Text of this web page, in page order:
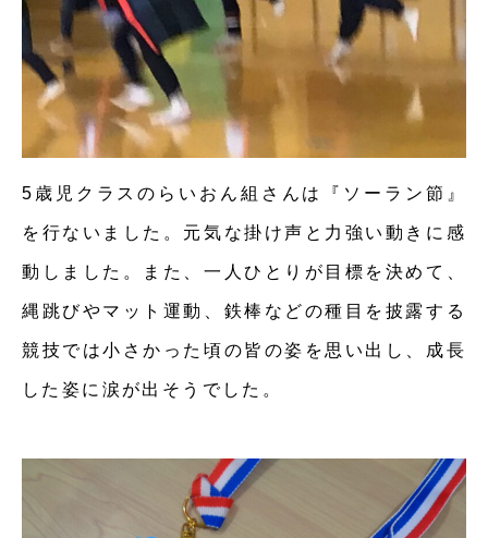
5歳児クラスのらいおん組さんは『ソーラン節』
を行ないました。元気な掛け声と力強い動きに感
動しました。また、一人ひとりが目標を決めて、
縄跳びやマット運動、鉄棒などの種目を披露する
競技では小さかった頃の皆の姿を思い出し、成長
した姿に涙が出そうでした。